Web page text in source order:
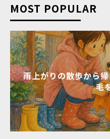
MOST POPULAR
雨上がりの散歩から
毛